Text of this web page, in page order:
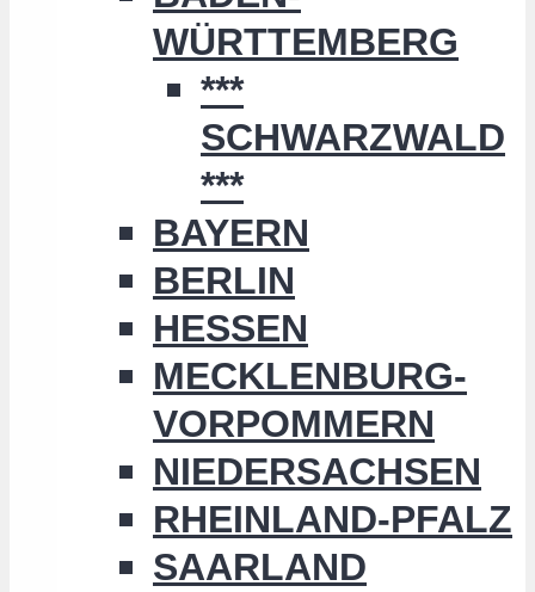
WÜRTTEMBERG
***
SCHWARZWALD
***
BAYERN
BERLIN
HESSEN
MECKLENBURG-
VORPOMMERN
NIEDERSACHSEN
RHEINLAND-PFALZ
SAARLAND